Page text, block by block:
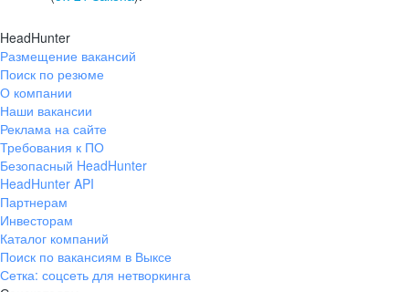
HeadHunter
Размещение вакансий
Поиск по резюме
О компании
Наши вакансии
Реклама на сайте
Требования к ПО
Безопасный HeadHunter
HeadHunter API
Партнерам
Инвесторам
Каталог компаний
Поиск по вакансиям в Выксе
Сетка: соцсеть для нетворкинга